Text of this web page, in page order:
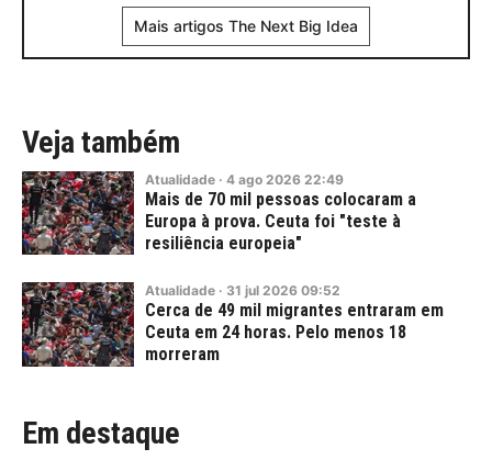
Mais artigos The Next Big Idea
Veja também
Atualidade · 4 ago 2026 22:49
Mais de 70 mil pessoas colocaram a
Europa à prova. Ceuta foi "teste à
resiliência europeia"
Atualidade · 31 jul 2026 09:52
Cerca de 49 mil migrantes entraram em
Ceuta em 24 horas. Pelo menos 18
morreram
Em destaque